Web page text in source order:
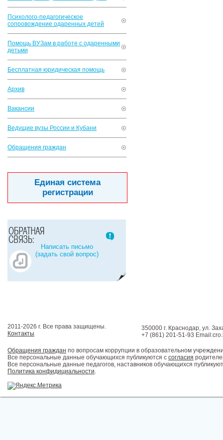
Психолого-педагогическое
сопровождение одаренных детей
Помощь ВУЗам в работе с одаренными
детьми
Бесплатная юридическая помощь
Архив
Вакансии
Ведущие вузы России и Кубани
Обращения граждан
Единая система
регистрации
Написать письмо
(задать свой вопрос)
2011-2026 г. Все права защищены.
Контакты
350000 г. Краснодар, ул.
+7 (861) 201-51-93
Обращения граждан по вопросам коррупции в образовательном
Все персональные данные обучающихся публикуются с согласия
Все персональные данные педагогов, наставников обучающихся
Политика конфидициальности.